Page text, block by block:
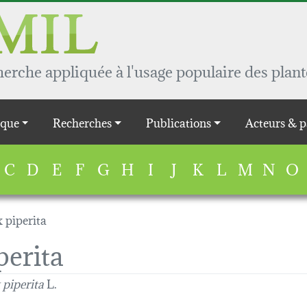
appliquée à l'usage populaire des
Recherches Publications Acteurs &
C D E F G H I J K L M N O
piperita
piperitaL.